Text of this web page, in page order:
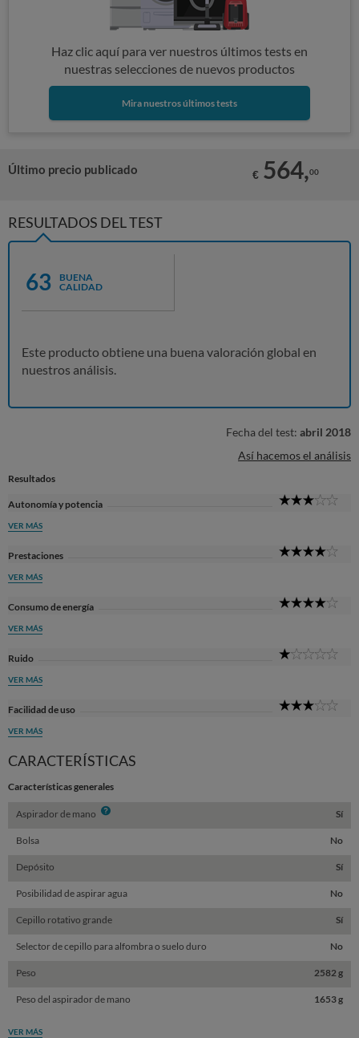
Haz clic aquí para ver nuestros últimos tests en
nuestras selecciones de nuevos productos
Mira nuestros últimos tests
Último precio publicado € 564,00
RESULTADOS DEL TEST
63
BUENA
CALIDAD
Este producto obtiene una buena valoración global en
nuestros análisis.
Fecha del test: abril 2018
Así hacemos el análisis
Resultados
Autonomía y potencia
VER MÁS
Prestaciones
VER MÁS
Consumo de energía
VER MÁS
Ruido
VER MÁS
Facilidad de uso
VER MÁS
CARACTERÍSTICAS
Características generales
Aspirador de mano Info Sí
Bolsa No
Depósito Sí
Posibilidad de aspirar agua No
Cepillo rotativo grande Sí
Selector de cepillo para alfombra o suelo duro No
Peso 2582 g
Peso del aspirador de mano 1653 g
VER MÁS